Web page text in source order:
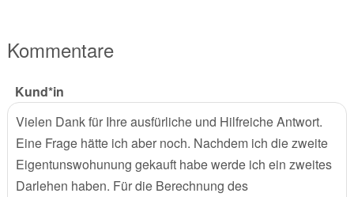
Kommentare
Kund*in
Vielen Dank für Ihre ausfürliche und Hilfreiche Antwort.
Eine Frage hätte ich aber noch. Nachdem ich die zweite
Eigentunswohunung gekauft habe werde ich ein zweites
Darlehen haben. Für die Berechnung des